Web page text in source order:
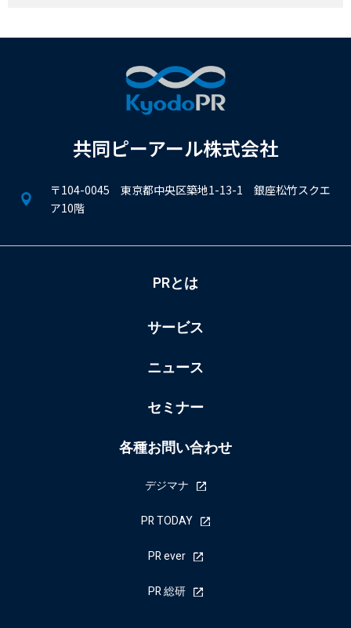
共同ピーアール株式会社
〒104-0045 東京都中央区築地1-13-1 銀座松竹スクエ
ア10階
PRとは
サービス
ニュース
セミナー
各種お問い合わせ
デジマナ
PR TODAY
PR ever
PR 総研